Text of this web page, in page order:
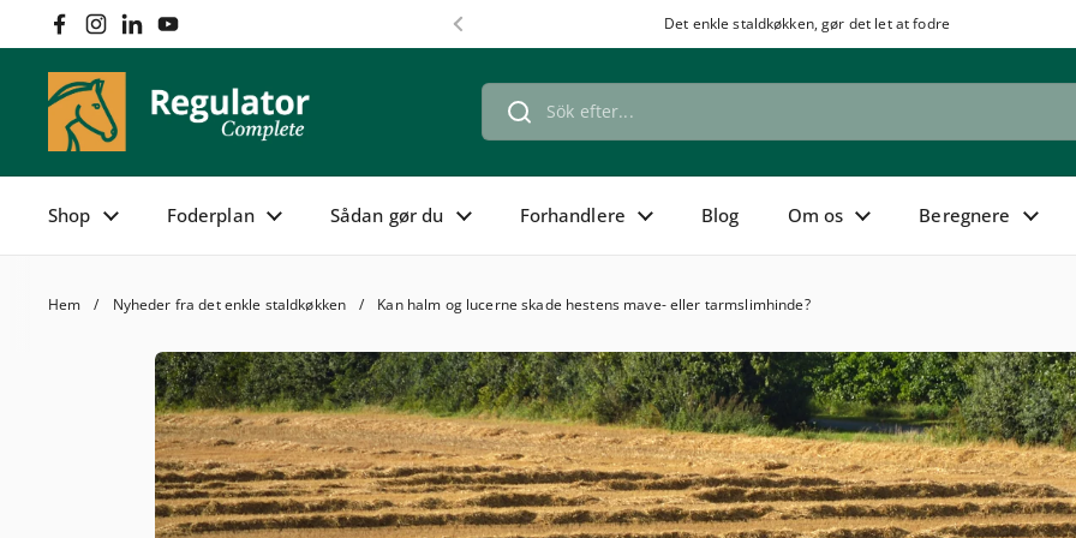
Hoppa till innehållet
FacebookInstagram
LinkedInYouTube Föregående
Det enkle staldkøkken, gør det let at fodre
Shop Foderplan Sådan gør du Forhandlere Blog Om os Beregnere
Hem / Nyheder fra det enkle staldkøkken / Kan halm og lucerne skade hestens mave- eller tarmslimhinde?